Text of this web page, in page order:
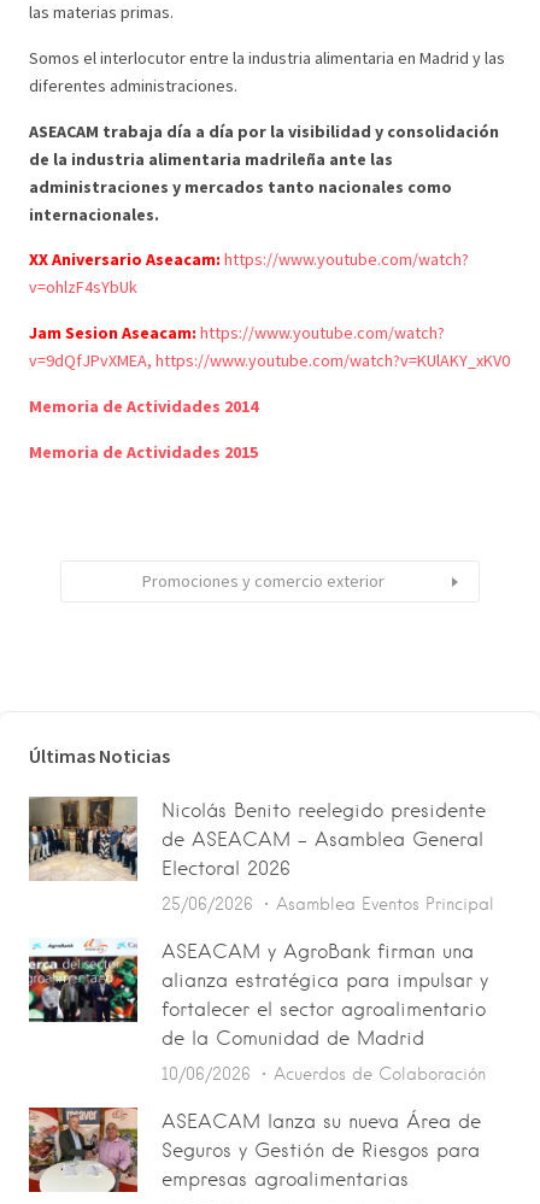
las materias primas.
Somos el interlocutor entre la industria alimentaria en Madrid y las
diferentes administraciones.
ASEACAM trabaja día a día por la visibilidad y consolidación
de la industria alimentaria madrileña ante las
administraciones y mercados tanto nacionales como
internacionales.
XX Aniversario Aseacam: https://www.youtube.com/watch?
v=ohlzF4sYbUk
Jam Sesion Aseacam: https://www.youtube.com/watch?
v=9dQfJPvXMEA, https://www.youtube.com/watch?v=KUlAKY_xKV0
Memoria de Actividades 2014
Memoria de Actividades 2015
Promociones y comercio exterior
Últimas Noticias
Nicolás Benito reelegido presidente
de ASEACAM – Asamblea General
Electoral 2026
25/06/2026 Asamblea Eventos Principal
ASEACAM y AgroBank firman una
alianza estratégica para impulsar y
fortalecer el sector agroalimentario
de la Comunidad de Madrid
10/06/2026 Acuerdos de Colaboración
ASEACAM lanza su nueva Área de
Seguros y Gestión de Riesgos para
empresas agroalimentarias